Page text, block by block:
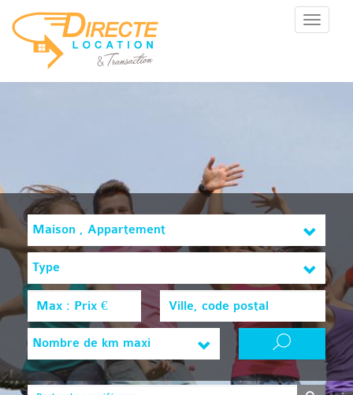
Menu
Maison , Appartement
Type
Nombre de km maxi